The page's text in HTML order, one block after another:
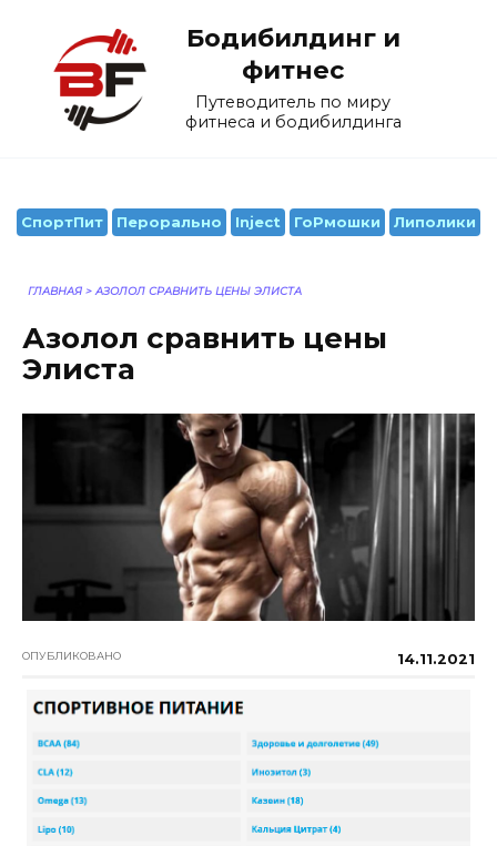
содержанию
Бодибилдинг и
фитнес
Путеводитель по миру
фитнеса и бодибилдинга
СпортПит Перорально Inject ГоРмошки Липолики
ГЛАВНАЯ > АЗОЛОЛ СРАВНИТЬ ЦЕНЫ ЭЛИСТА
Азолол сравнить цены
Элиста
ОПУБЛИКОВАНО 14.11.2021